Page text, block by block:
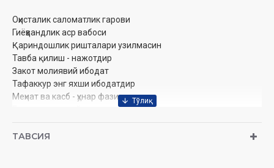
Оҳисталик саломатлик гарови
Гиёҳвандлик аср вабоси
Қариндошлик ришталари узилмасин
Тавба қилиш - нажотдир
Закот молиявий ибодат
Тафаккур энг яхши ибодатдир
Меҳнат ва касб - ҳунар фазилати
Ҳаж - буюк ибодатдур
ТАВСИЯ